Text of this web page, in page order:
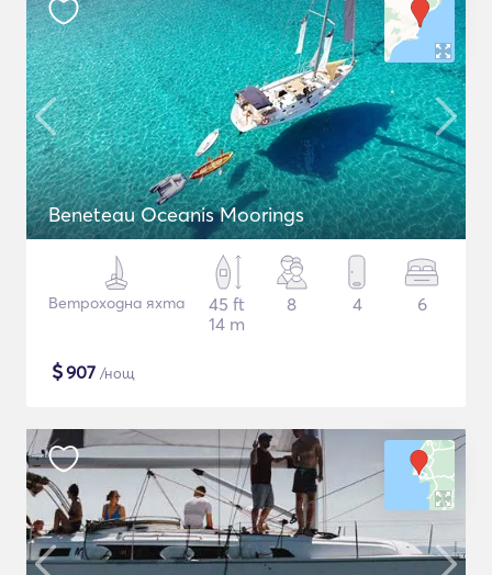
Beneteau Oceanis Moorings
Ветроходна яхта
45 ft
14 m
8 4 6
$907 /нощ